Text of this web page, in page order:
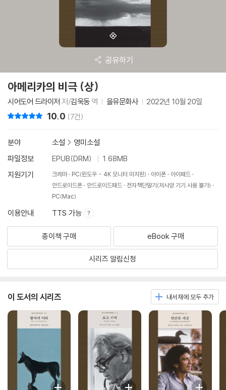
공유하기
아메리카의 비극 (상)
시어도어 드라이저 저/김욱동역 을유문화사 2022년 10월 20일
10.0 (7건)
분야 소설 > 영미소설
파일정보
EPUB(DRM)
1.68MB
지원기기
크레마 PC(윈도우 - 4K 모니터 미지원) 아이폰
아이패드
안드로이드폰
안드로이드패드
전자책단말기(저사양 기기 사용 불가)
PC(Mac)
이용안내 TTS 가능
종이책 구매 eBook 구매
시리즈 알림신청
이 도서의 시리즈 내서재에 모두 추가